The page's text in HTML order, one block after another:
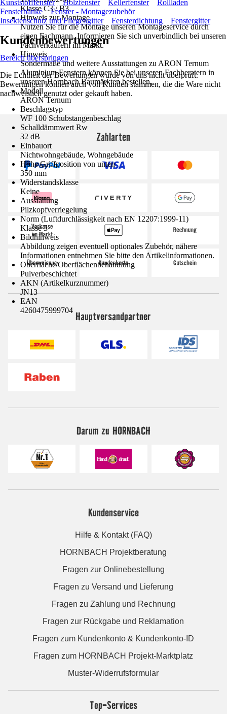
Klasse C3 / B3
Hinweis zur Montage
Nutzen Sie für die Montage unseren Montageservice durch
einen Fachmann. Informieren Sie sich unverbindlich bei unseren
Fachverkäufern im Markt.
Hinweis
Sondermaße und weitere Ausstattungen zu ARON Ternum
Aluminium Fenstern können Sie bei unseren Fachberatern in
unseren Hornbach Baumärkten bestellen.
Modell
ARON Ternum
Beschlagstyp
WF 100 Schubstangenbeschlag
Schalldämmwert Rw
32 dB
Einbauort
Nichtwohngebäude, Wohngebäude
Höhe Griffposition von unten
350 mm
Widerstandsklasse
Keine
Ausstattung
Pilzkopfverriegelung
Norm (Luftdurchlässigkeit nach EN 12207:1999-11)
Klasse 3
Bildhinweis
Abbildung zeigen eventuell optionales Zubehör, nähere
Informationen entnehmen Sie bitte den Artikelinformationen.
Oberfläche/Oberflächenbehandlung
Pulverbeschichtet
AKN (Artikelkurznummer)
JN13
EAN
4260475999704
Kunststofffenster Holzfenster Kellerfenster
Rollladen
Fensterbänke
Fenster - Montagezubehör
Insektenschutz und Fliegengitter
Fensterdichtung Fenstergitter
Kundenbewertungen
Bereich überspringen
Die Echtheit der Bewertungen wurde von uns nicht überprüft.
Bewertungen können auch von Kunden stammen, die die Ware nicht
nachweislich genutzt oder gekauft haben.
Zahlarten
Hauptversandpartner
Darum zu HORNBACH
Kundenservice
Hilfe & Kontakt (FAQ)
HORNBACH Projektberatung
Fragen zur Onlinebestellung
Fragen zu Versand und Lieferung
Fragen zu Zahlung und Rechnung
Fragen zur Rückgabe und Reklamation
Fragen zum Kundenkonto & Kundenkonto-ID
Fragen zum HORNBACH Projekt-Marktplatz
Muster-Widerrufsformular
Top-Services